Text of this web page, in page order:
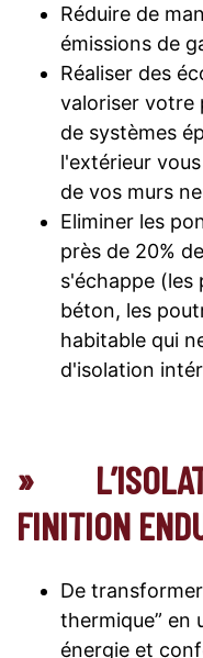
Réduire de
émissions de
Réaliser des
valoriser votre
de systèmes
l'extérieur
de vos murs
Eliminer les
près de 20%
s'échappe (les
béton, les
habitable qui
d'isolation
»
FINITION
De
thermique” en
énergie et